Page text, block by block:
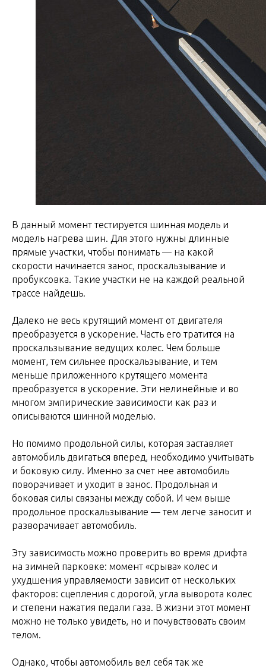
В данный момент тестируется шинная модель и
модель нагрева шин. Для этого нужны длинные
прямые участки, чтобы понимать — на какой
скорости начинается занос, проскальзывание и
пробуксовка. Такие участки не на каждой реальной
трассе найдешь.
Далеко не весь крутящий момент от двигателя
преобразуется в ускорение. Часть его тратится на
проскальзывание ведущих колес. Чем больше
момент, тем сильнее проскальзывание, и тем
меньше приложенного крутящего момента
преобразуется в ускорение. Эти нелинейные и во
многом эмпирические зависимости как раз и
описываются шинной моделью.
Но помимо продольной силы, которая заставляет
автомобиль двигаться вперед, необходимо учитывать
и боковую силу. Именно за счет нее автомобиль
поворачивает и уходит в занос. Продольная и
боковая силы связаны между собой. И чем выше
продольное проскальзывание — тем легче заносит и
разворачивает автомобиль.
Эту зависимость можно проверить во время дрифта
на зимней парковке: момент «срыва» колес и
ухудшения управляемости зависит от нескольких
факторов: сцепления с дорогой, угла выворота колес
и степени нажатия педали газа. В жизни этот момент
можно не только увидеть, но и почувствовать своим
телом.
Однако, чтобы автомобиль вел себя так же